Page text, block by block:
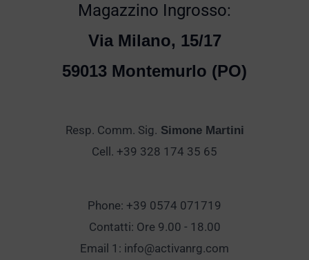
Magazzino Ingrosso:
Via Milano, 15/17
59013 Montemurlo (PO)
Resp. Comm. Sig. Simone Martini
Cell. +39 328 174 35 65
Phone: +39 0574 071719
Contatti: Ore 9.00 - 18.00
Email 1: info@activanrg.com